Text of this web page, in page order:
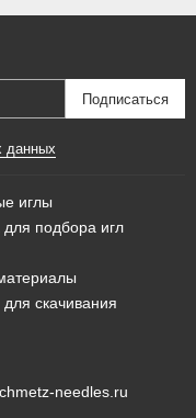
данных
иглы
для подбора игл
скачивания
needles.ru